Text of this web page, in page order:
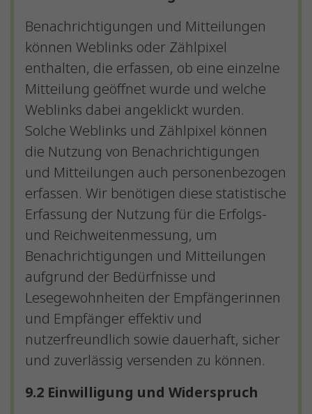
Benachrichtigungen und Mitteilungen
können Weblinks oder Zählpixel
enthalten, die erfassen, ob eine einzelne
Mitteilung geöffnet wurde und welche
Weblinks dabei angeklickt wurden.
Solche Weblinks und Zählpixel können
die Nutzung von Benachrichtigungen
und Mitteilungen auch personenbezogen
erfassen. Wir benötigen diese statistische
Erfassung der Nutzung für die Erfolgs-
und Reichweitenmessung, um
Benachrichtigungen und Mitteilungen
aufgrund der Bedürfnisse und
Lesegewohnheiten der Empfängerinnen
und Empfänger effektiv und
nutzerfreundlich sowie dauerhaft, sicher
und zuverlässig versenden zu können.
9.2 Einwilligung und Widerspruch